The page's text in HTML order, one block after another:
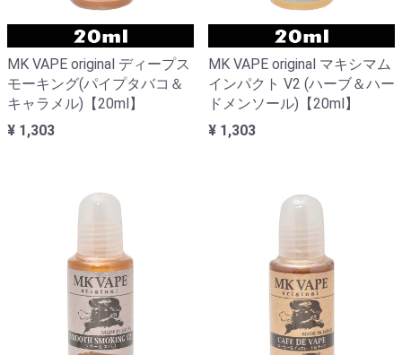
MK VAPE original ディープス
モーキング(パイプタバコ＆
キャラメル)【20ml】
¥ 1,303
MK VAPE original マキシマム
インパクト V2 (ハーブ＆ハー
ドメンソール)【20ml】
¥ 1,303